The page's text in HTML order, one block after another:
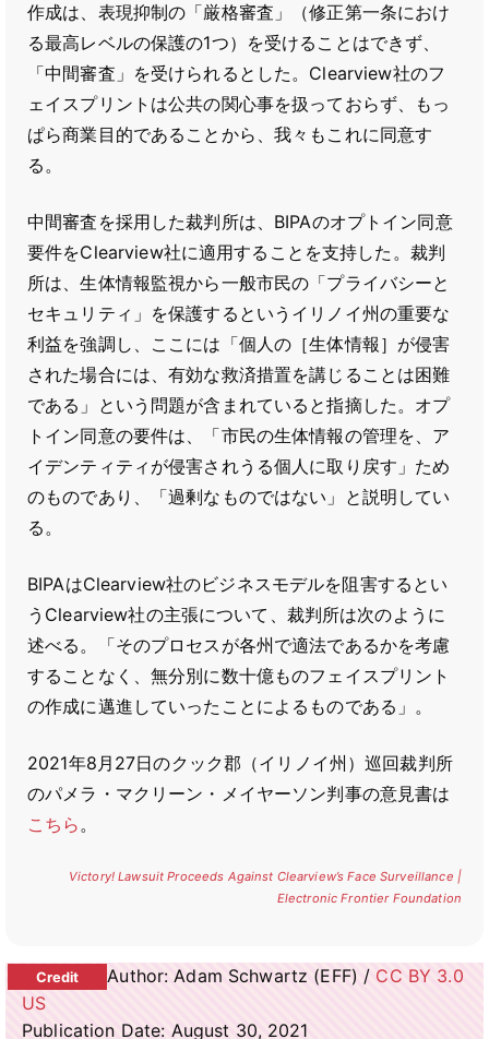
作成は、表現抑制の「厳格審査」（修正第一条におけ
る最高レベルの保護の1つ）を受けることはできず、
「中間審査」を受けられるとした。Clearview社のフ
ェイスプリントは公共の関心事を扱っておらず、もっ
ぱら商業目的であることから、我々もこれに同意す
る。
中間審査を採用した裁判所は、BIPAのオプトイン同意
要件をClearview社に適用することを支持した。裁判
所は、生体情報監視から一般市民の「プライバシーと
セキュリティ」を保護するというイリノイ州の重要な
利益を強調し、ここには「個人の［生体情報］が侵害
された場合には、有効な救済措置を講じることは困難
である」という問題が含まれていると指摘した。オプ
トイン同意の要件は、「市民の生体情報の管理を、ア
イデンティティが侵害されうる個人に取り戻す」ため
のものであり、「過剰なものではない」と説明してい
る。
BIPAはClearview社のビジネスモデルを阻害するとい
うClearview社の主張について、裁判所は次のように
述べる。「そのプロセスが各州で適法であるかを考慮
することなく、無分別に数十億ものフェイスプリント
の作成に邁進していったことによるものである」。
2021年8月27日のクック郡（イリノイ州）巡回裁判所
のパメラ・マクリーン・メイヤーソン判事の意見書は
こちら。
Victory! Lawsuit Proceeds Against Clearview’s Face Surveillance |
Electronic Frontier Foundation
Author: Adam Schwartz (EFF) / CC BY 3.0
US
Publication Date: August 30, 2021